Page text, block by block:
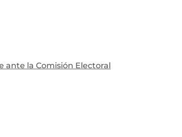
la Comisión Electoral